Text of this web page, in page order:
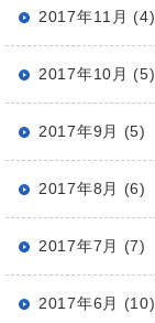
2017年11月 (4)
2017年10月 (5)
2017年9月 (5)
2017年8月 (6)
2017年7月 (7)
2017年6月 (10)